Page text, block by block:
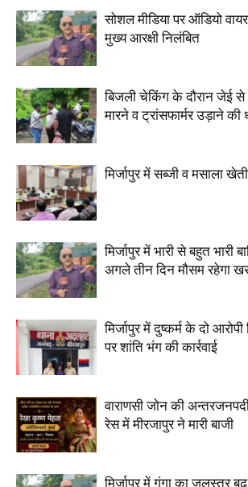
सोशल मीडिया पर ऑडियो
मुख्य आरक्षी निलंबित
बिजली चेकिंग के दौरान जेई
मारने व ट्रांसफार्मर उड़ाने
मिर्जापुर में सब्जी व मसाला
मिर्जापुर में भारी से बहुत भारी
अगले तीन दिन मौसम रहेगा
मिर्जापुर में दुष्कर्म के दो
पर शांति भंग की कार्रवाई
वाराणसी जोन की
रेस में मीरजापुर ने मारी बाजी
मिर्जापुर में गंगा का जलस्तर बढ़